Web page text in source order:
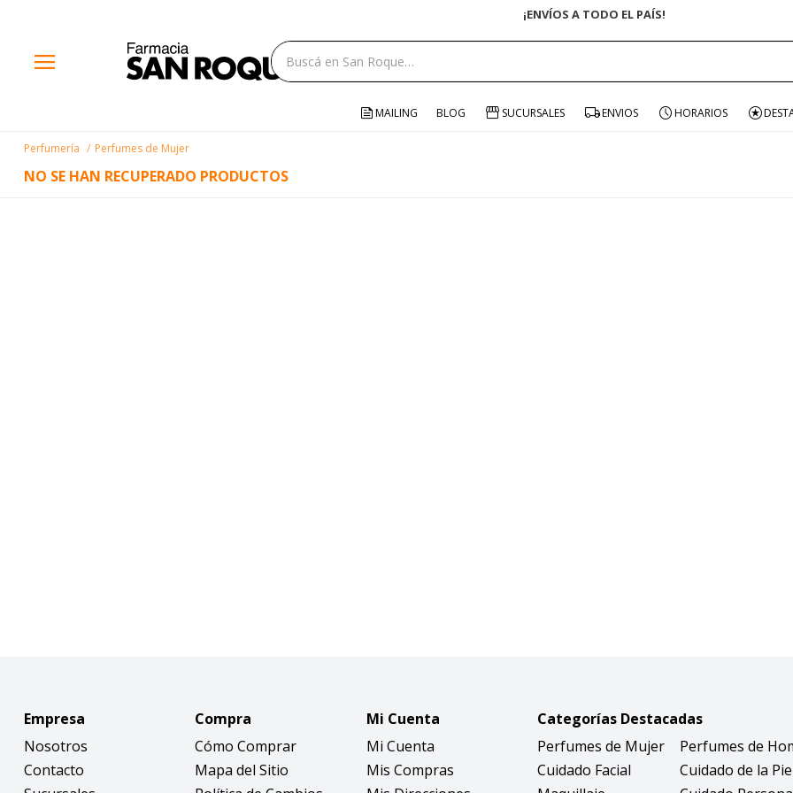
¡ENVÍOS A TODO EL PAÍS!
menu
MAILING BLOG SUCURSALES ENVIOS HORARIOS
Perfumería Perfumes de Mujer
NO SE HAN RECUPERADO PRODUCTOS
Empresa
Nosotros
Contacto
Compra
Cómo Comprar
Mapa del Sitio
Mi Cuenta
Mi Cuenta
Mis Compras
Categorías Destacadas
Perfumes de Mujer
Perfumes de
Cuidado Facial
Cuidado de la
close
storefront
help